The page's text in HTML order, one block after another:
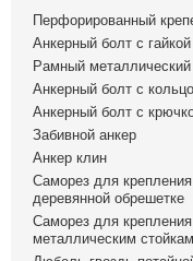
Перфорированный
Анкерный болт с гайкой
Рамный металлический
Анкерный болт с
Анкерный болт с
Забивной анкер
Анкер клин
Саморез для крепления
деревянной обрешетке
Саморез для крепления
металлическим стойкам